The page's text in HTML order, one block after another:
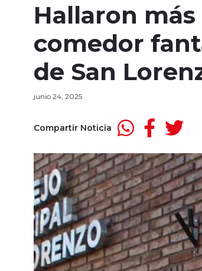
Hallaron
comedor
de San
junio 24, 2025
Compartir Noticia